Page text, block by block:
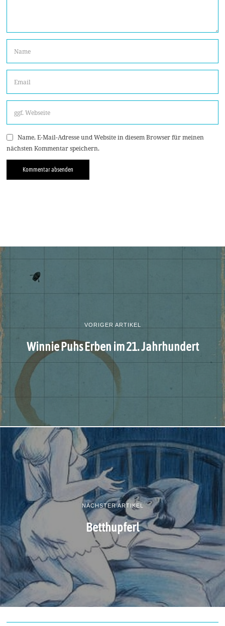
Name, E-Mail-Adresse und Website in diesem Browser für meinen
nächsten Kommentar speichern.
VORIGER ARTIKEL
Winnie Puhs Erben im 21. Jahrhundert
NÄCHSTER ARTIKEL
Betthupferl